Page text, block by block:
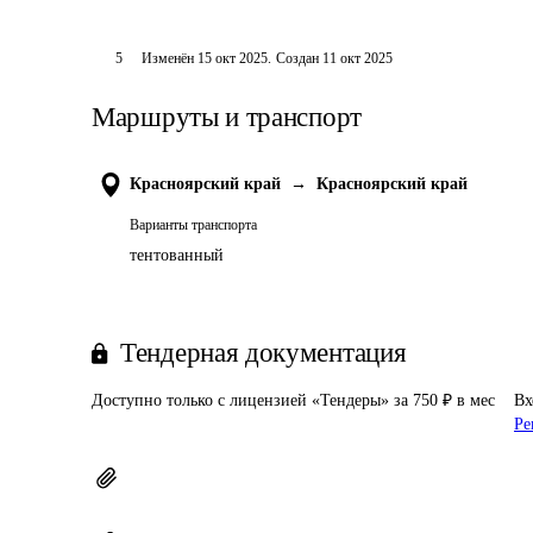
5 Изменён 15 окт 2025. Создан 11 окт 2025
Маршруты и транспорт
Красноярский край → Красноярский край
Варианты транспорта
тентованный
Тендерная документация
Доступно только с лицензией «Тендеры» за 750 ₽ в мес